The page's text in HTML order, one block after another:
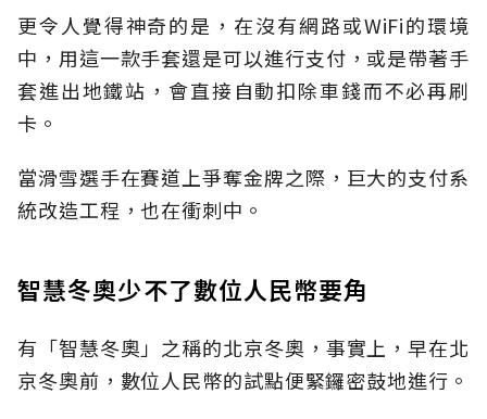
更令人覺得神奇的是，在沒有網路或WiFi的環境
中，用這一款手套還是可以進行支付，或是帶著手
套進出地鐵站，會直接自動扣除車錢而不必再刷
卡。
當滑雪選手在賽道上爭奪金牌之際，巨大的支付系
統改造工程，也在衝刺中。
智慧冬奧少不了數位人民幣要角
有「智慧冬奧」之稱的北京冬奧，事實上，早在北
京冬奧前，數位人民幣的試點便緊鑼密鼓地進行。